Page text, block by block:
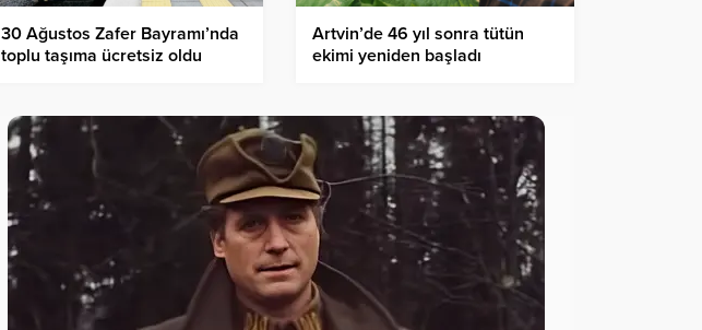
30 Ağustos Zafer Bayramı’nda
toplu taşıma ücretsiz oldu
Artvin’de 46 yıl sonra tütün
ekimi yeniden başladı